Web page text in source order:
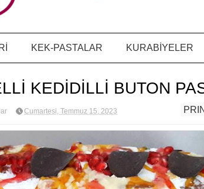
KEK-PASTALAR KURABİYELER
KEDİDİLLİ BUTON
Cumartesi, Temmuz 15, 2023